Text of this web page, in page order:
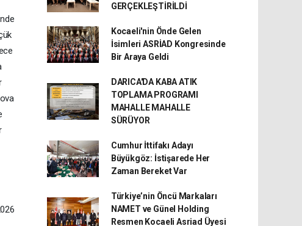
GERÇEKLEŞTİRİLDİ
Kocaeli'nin Önde Gelen
İsimleri ASRİAD Kongresinde
Bir Araya Geldi
DARICA'DA KABA ATIK
TOPLAMA PROGRAMI
MAHALLE MAHALLE
SÜRÜYOR
Cumhur İttifakı Adayı
Büyükgöz: İstişarede Her
Zaman Bereket Var
Türkiye’nin Öncü Markaları
NAMET ve Günel Holding
Resmen Kocaeli Asriad Üyesi